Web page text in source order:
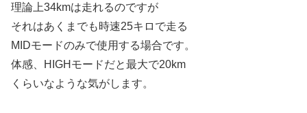
理論上34kmは走れるのですが
それはあくまでも時速25キロで走る
MIDモードのみで使用する場合です。
体感、HIGHモードだと最大で20km
くらいなような気がします。